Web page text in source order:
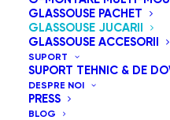
GLASSOUSE PACHET
GLASSOUSE JUCARII
GLASSOUSE ACCESORII
SUPORT
SUPORT TEHNIC & DE
DESPRE NOI
PRESS
BLOG
combinație dintre aceste
controlate prin
GlassOuse conectat, din